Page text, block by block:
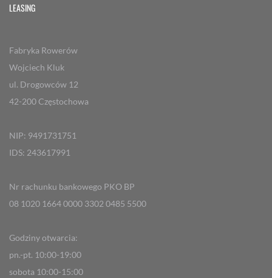
LEASING
Fabryka Rowerów
Wojciech Kluk
ul. Drogowców 12
42-200 Częstochowa
NIP: 9491731751
IDS: 243617991
Nr rachunku bankowego PKO BP
08 1020 1664 0000 3302 0485 5500
Godziny otwarcia:
pn.-pt. 10:00-19:00
sobota 10:00-15:00